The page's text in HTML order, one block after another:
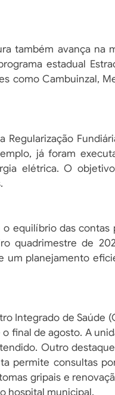
também avança na
estadual
como Cambuinzal,
já foram
elétrica. O
equilíbrio das contas
quadrimestre de
um planejamento
Integrado de Saúde
final de agosto. A
Outro
permite consultas
gripais e
hospital municipal.